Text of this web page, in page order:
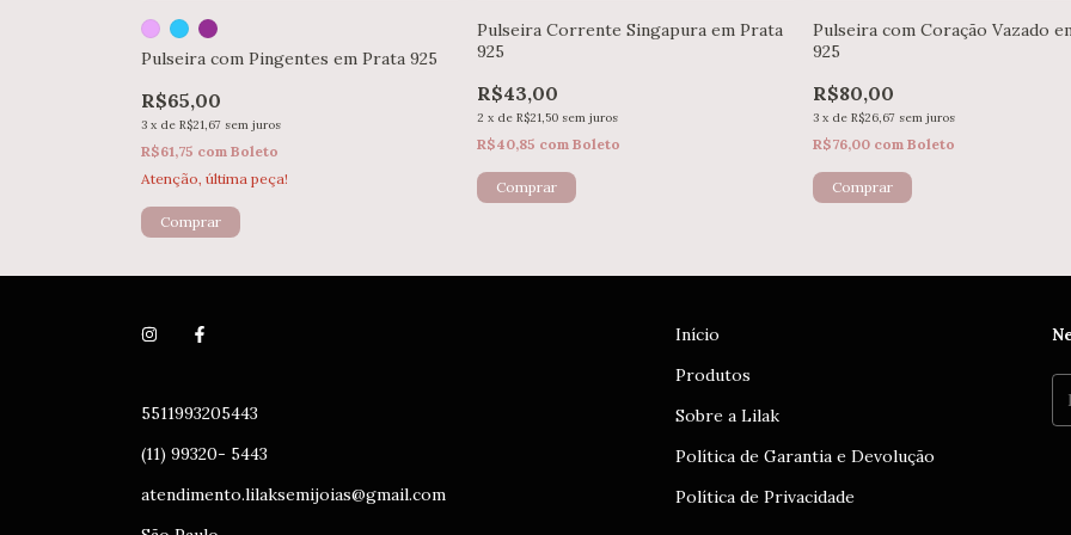
Pulseira com Pingentes em Prata 925
R$65,00
3 x de R$21,67 sem juros
R$61,75 com Boleto
Atenção, última peça!
Comprar
Pulseira Corrente Singapura em Prata
925
R$43,00
2 x de R$21,50 sem juros
R$40,85 com Boleto
Pulseira com Coração Vazado
925
R$80,00
3 x de R$26,67 sem juros
R$76,00 com Boleto
5511993205443
(11) 99320- 5443
atendimento.lilaksemijoias@gmail.com
Início
Produtos
Sobre a Lilak
Política de Garantia e Devolução
Política de Privacidade